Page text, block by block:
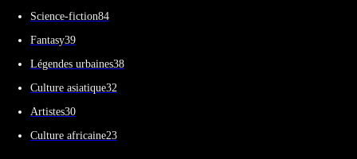
Science-fiction84
Fantasy39
Légendes urbaines38
Culture asiatique32
Artistes30
Culture africaine23